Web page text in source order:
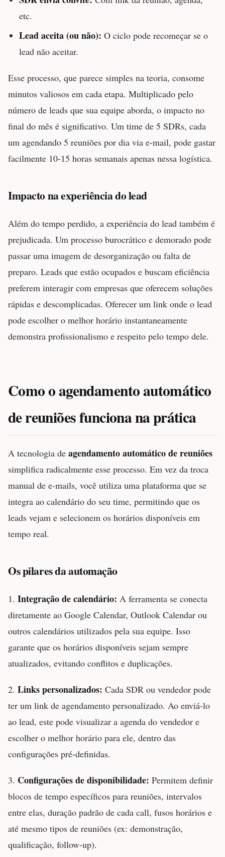
etc.
Lead aceita (ou não): O ciclo pode recomeçar se o
lead não aceitar.
Esse processo, que parece simples na teoria, consome
minutos valiosos em cada etapa. Multiplicado pelo
número de leads que sua equipe aborda, o impacto no
final do mês é significativo. Um time de 5 SDRs, cada
um agendando 5 reuniões por dia via e-mail, pode gastar
facilmente 10-15 horas semanais apenas nessa logística.
Impacto na experiência do lead
Além do tempo perdido, a experiência do lead também é
prejudicada. Um processo burocrático e demorado pode
passar uma imagem de desorganização ou falta de
preparo. Leads que estão ocupados e buscam eficiência
preferem interagir com empresas que oferecem soluções
rápidas e descomplicadas. Oferecer um link onde o lead
pode escolher o melhor horário instantaneamente
demonstra profissionalismo e respeito pelo tempo dele.
Como o agendamento automático
de reuniões funciona na prática
A tecnologia de agendamento automático de reuniões
simplifica radicalmente esse processo. Em vez da troca
manual de e-mails, você utiliza uma plataforma que se
integra ao calendário do seu time, permitindo que os
leads vejam e selecionem os horários disponíveis em
tempo real.
Os pilares da automação
1. Integração de calendário: A ferramenta se conecta
diretamente ao Google Calendar, Outlook Calendar ou
outros calendários utilizados pela sua equipe. Isso
garante que os horários disponíveis sejam sempre
atualizados, evitando conflitos e duplicações.
2. Links personalizados: Cada SDR ou vendedor pode
ter um link de agendamento personalizado. Ao enviá-lo
ao lead, este pode visualizar a agenda do vendedor e
escolher o melhor horário para ele, dentro das
configurações pré-definidas.
3. Configurações de disponibilidade: Permitem definir
blocos de tempo específicos para reuniões, intervalos
entre elas, duração padrão de cada call, fusos horários e
até mesmo tipos de reuniões (ex: demonstração,
qualificação, follow-up).